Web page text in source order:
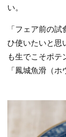
い。
「フェア前の
ひ使いたいと思
も生でこそポテ
「鳳城魚滑（ホ